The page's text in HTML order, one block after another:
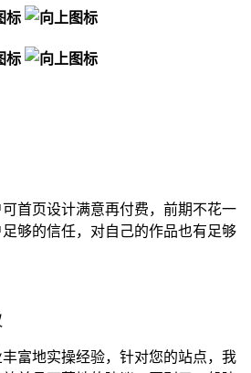
首页设计满意再付费，前期不花一
够的信任，对自己的作品也有足够
富地实操经验，针对您的站点，我